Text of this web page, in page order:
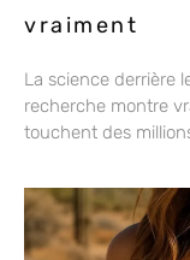
vraiment
La science derrière
recherche montre
touchent des